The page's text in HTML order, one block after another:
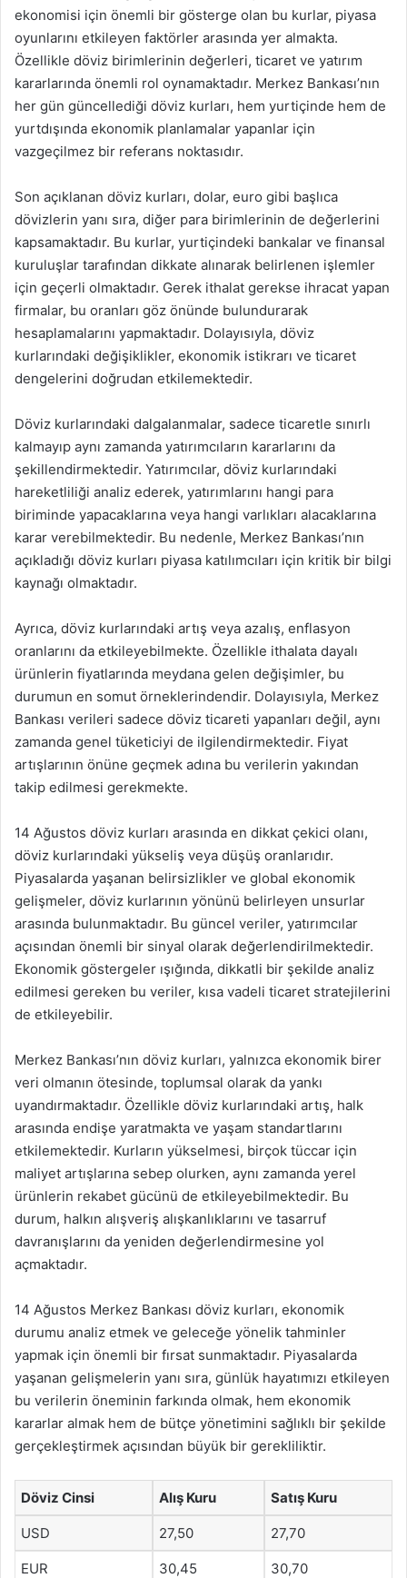
ekonomisi için önemli bir gösterge olan bu kurlar, piyasa
oyunlarını etkileyen faktörler arasında yer almakta.
Özellikle döviz birimlerinin değerleri, ticaret ve yatırım
kararlarında önemli rol oynamaktadır. Merkez Bankası’nın
her gün güncellediği döviz kurları, hem yurtiçinde hem de
yurtdışında ekonomik planlamalar yapanlar için
vazgeçilmez bir referans noktasıdır.
Son açıklanan döviz kurları, dolar, euro gibi başlıca
dövizlerin yanı sıra, diğer para birimlerinin de değerlerini
kapsamaktadır. Bu kurlar, yurtiçindeki bankalar ve finansal
kuruluşlar tarafından dikkate alınarak belirlenen işlemler
için geçerli olmaktadır. Gerek ithalat gerekse ihracat yapan
firmalar, bu oranları göz önünde bulundurarak
hesaplamalarını yapmaktadır. Dolayısıyla, döviz
kurlarındaki değişiklikler, ekonomik istikrarı ve ticaret
dengelerini doğrudan etkilemektedir.
Döviz kurlarındaki dalgalanmalar, sadece ticaretle sınırlı
kalmayıp aynı zamanda yatırımcıların kararlarını da
şekillendirmektedir. Yatırımcılar, döviz kurlarındaki
hareketliliği analiz ederek, yatırımlarını hangi para
biriminde yapacaklarına veya hangi varlıkları alacaklarına
karar verebilmektedir. Bu nedenle, Merkez Bankası’nın
açıkladığı döviz kurları piyasa katılımcıları için kritik bir bilgi
kaynağı olmaktadır.
Ayrıca, döviz kurlarındaki artış veya azalış, enflasyon
oranlarını da etkileyebilmekte. Özellikle ithalata dayalı
ürünlerin fiyatlarında meydana gelen değişimler, bu
durumun en somut örneklerindendir. Dolayısıyla, Merkez
Bankası verileri sadece döviz ticareti yapanları değil, aynı
zamanda genel tüketiciyi de ilgilendirmektedir. Fiyat
artışlarının önüne geçmek adına bu verilerin yakından
takip edilmesi gerekmekte.
14 Ağustos döviz kurları arasında en dikkat çekici olanı,
döviz kurlarındaki yükseliş veya düşüş oranlarıdır.
Piyasalarda yaşanan belirsizlikler ve global ekonomik
gelişmeler, döviz kurlarının yönünü belirleyen unsurlar
arasında bulunmaktadır. Bu güncel veriler, yatırımcılar
açısından önemli bir sinyal olarak değerlendirilmektedir.
Ekonomik göstergeler ışığında, dikkatli bir şekilde analiz
edilmesi gereken bu veriler, kısa vadeli ticaret stratejilerini
de etkileyebilir.
Merkez Bankası’nın döviz kurları, yalnızca ekonomik birer
veri olmanın ötesinde, toplumsal olarak da yankı
uyandırmaktadır. Özellikle döviz kurlarındaki artış, halk
arasında endişe yaratmakta ve yaşam standartlarını
etkilemektedir. Kurların yükselmesi, birçok tüccar için
maliyet artışlarına sebep olurken, aynı zamanda yerel
ürünlerin rekabet gücünü de etkileyebilmektedir. Bu
durum, halkın alışveriş alışkanlıklarını ve tasarruf
davranışlarını da yeniden değerlendirmesine yol
açmaktadır.
14 Ağustos Merkez Bankası döviz kurları, ekonomik
durumu analiz etmek ve geleceğe yönelik tahminler
yapmak için önemli bir fırsat sunmaktadır. Piyasalarda
yaşanan gelişmelerin yanı sıra, günlük hayatımızı etkileyen
bu verilerin öneminin farkında olmak, hem ekonomik
kararlar almak hem de bütçe yönetimini sağlıklı bir şekilde
gerçekleştirmek açısından büyük bir gerekliliktir.
Döviz Cinsi Alış Kuru Satış Kuru
USD 27,50 27,70
EUR 30,45 30,70